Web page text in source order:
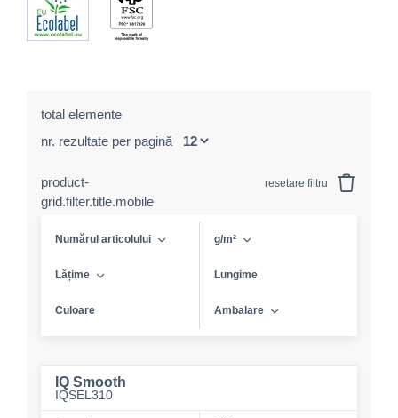
total elemente
nr. rezultate per pagină
product-
grid.filter.title.mobile
resetare filtru
Numărul articolului g/m²
Lățime Lungime
Culoare Ambalare
IQ Smooth
IQSEL310